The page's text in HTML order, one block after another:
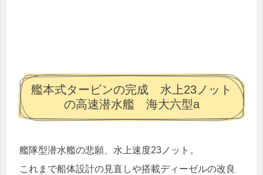
艦本式タービンの完成 水上23ノット
の高速潜水艦 海大六型a
艦隊型潜水艦の悲願、水上速度23ノット。
これまで船体設計の見直しや搭載ディーゼルの改良